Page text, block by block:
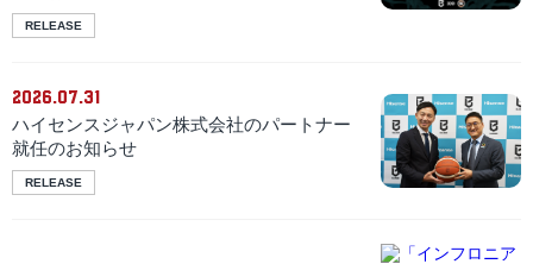
RELEASE
2026.07.31
ハイセンスジャパン株式会社のパートナー
就任のお知らせ
RELEASE